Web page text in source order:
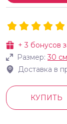
+3 бонусов
Размер:30 см
Доставка в
КУПИТЬ